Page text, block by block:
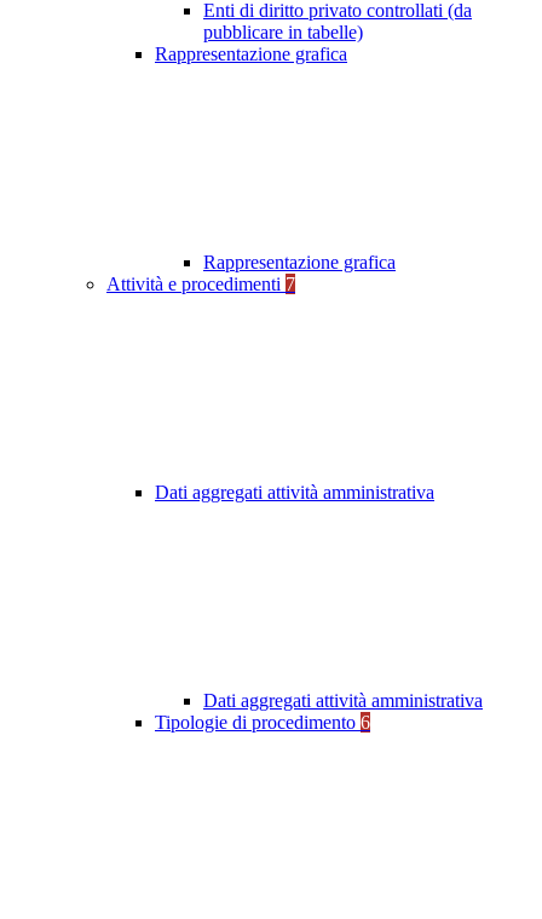
Enti di diritto privato controllati (da
pubblicare in tabelle)
Rappresentazione grafica
Rappresentazione grafica
Attività e procedimenti 7
Dati aggregati attività amministrativa
Dati aggregati attività amministrativa
Tipologie di procedimento 6